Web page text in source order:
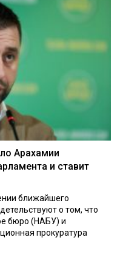
Арахамии
и ставит
ближайшего
о том, что
бюро (НАБУ) и
прокуратура